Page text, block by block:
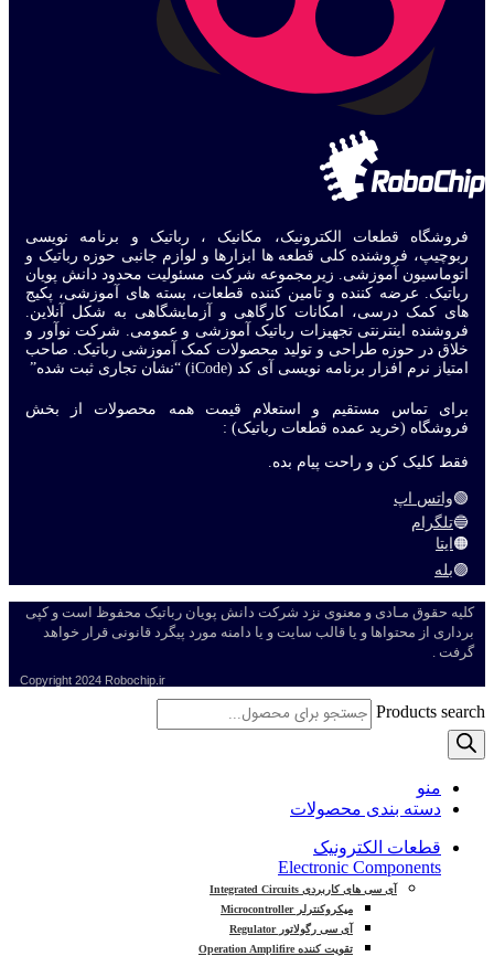
فروشگاه قطعات الکترونیک، مکانیک ، رباتیک و برنامه نویسی
ربوچیپ، فروشنده کلی قطعه ها ابزارها و لوازم جانبی حوزه رباتیک و
اتوماسیون آموزشی. زیرمجموعه شرکت مسئولیت محدود دانش پویان
رباتیک. عرضه کننده و تامین کننده قطعات، بسته های آموزشی، پکیج
های کمک درسی، امکانات کارگاهی و آزمایشگاهی به شکل آنلاین.
فروشنده اینترنتی تجهیزات رباتیک آموزشی و عمومی. شرکت نوآور و
خلاق در حوزه طراحی و تولید محصولات کمک آموزشی رباتیک. صاحب
امتیاز نرم افزار برنامه نویسی آی کد (iCode) “نشان تجاری ثبت شده”
برای تماس مستقیم و استعلام قیمت همه محصولات از بخش
فروشگاه (خرید عمده قطعات رباتیک) :
فقط کلیک کن و راحت پیام بده.
🟢واتس اپ
🔵تلگرام
🟠ایتا
🟣بله
کلیه حقوق مـادی و معنوی نزد شرکت دانش پویان رباتیک محفوظ است و کپی
برداری از محتواها و یا قالب سایت و یا دامنه مورد پیگرد قانونی قرار خواهد
گرفت .
Copyright 2024 Robochip.ir
Products search
منو
دسته بندی محصولات
قطعات الکترونیک
Electronic Components
آی سی های کاربردی Integrated Circuits
میکروکنترلر Microcontroller
آی سی رگولاتور Regulator
تقویت کننده Operation Amplifire